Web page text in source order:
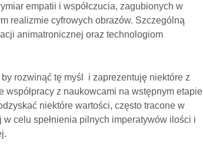
empatii i współczucia, zagubionych w
realizmie cyfrowych obrazów. Szczególną
animatronicznej oraz technologiom
rozwinąć tę myśl i zaprezentuję niektóre z
współpracy z naukowcami na wstępnym etapie
niektóre wartości, często tracone w
celu spełnienia pilnych imperatywów ilości i